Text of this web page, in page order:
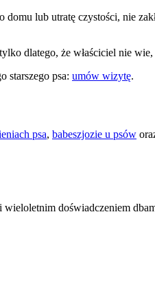
domu lub utratę czystości, nie
dlatego, że właściciel nie
starszego psa: umów wizytę.
psa, babeszjozie u psów
doświadczeniem